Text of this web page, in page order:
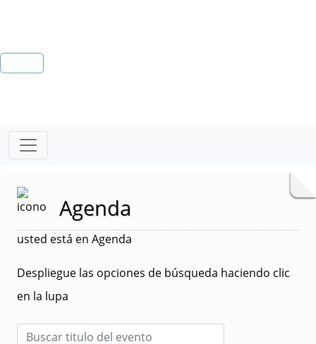
Agenda
usted está en Agenda
Despliegue las opciones de búsqueda haciendo clic
en la lupa